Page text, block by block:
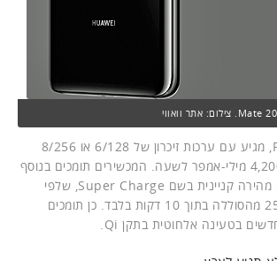
לשעה. חברו, ה-Pro, מגיע עם ערכות זיכרון של 6/128 או 8/256
ג'יגה-בייט וסוללת 4,200 מילי-אמפר לשעה. המכשירים תומכים בנוסף
בטכנולוגיית הטענה מהירה קניינית בשם Super Charge, שלפי
החברה מטעינה 25% מהסוללה בתוך 10 דקות בלבד. כן תומכים